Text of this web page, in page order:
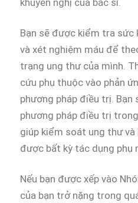
khuyến nghị của bác sĩ.
Bạn sẽ được kiểm tra sức
và xét nghiệm máu để
trạng ung thư của mình.
cứu phụ thuộc vào phản
phương pháp điều trị.
phương pháp điều trị
giúp kiểm soát ung thư
được bất kỳ tác dụng phụ
Nếu bạn được xếp vào
của bạn trở nặng trong